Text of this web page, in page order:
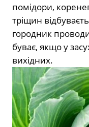
помідори,
тріщин
городник
буває, якщо у
вихідних.